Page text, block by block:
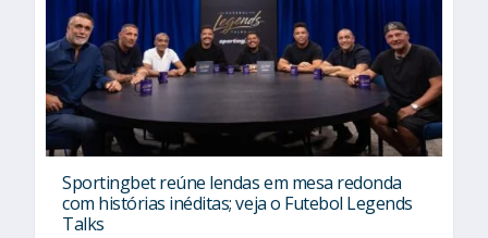
Sportingbet reúne lendas em mesa redonda
com histórias inéditas; veja o Futebol Legends
Talks